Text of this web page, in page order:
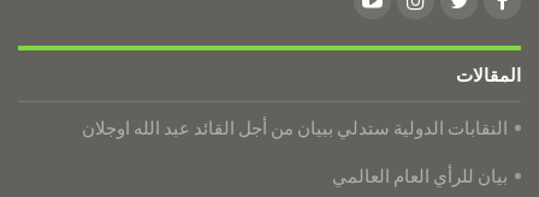
المقالات
النقابات الدولية ستدلي ببيان من أجل القائد عبد الله اوجلان
بيان للرأي العام العالمي